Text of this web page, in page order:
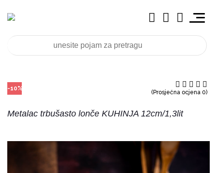
Metalac trbušasto lonče KUHINJA 12cm/1,3lit
(Prosječna ocjena 0)
-10%